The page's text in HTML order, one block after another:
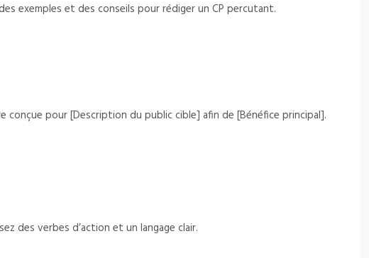
exemples et des conseils pour rédiger un CP percutant.
pour [Description du public cible] afin de [Bénéfice principal].
des verbes d’action et un langage clair.